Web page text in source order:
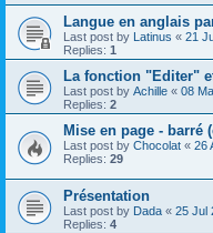
Langue en anglais
Last post by Latinus « 21
Replies: 1
La fonction "Editer"
Last post by Achille « 08
Replies: 2
Mise en page - barré
Last post by Chocolat « 26
Replies: 29
Présentation
Last post by Dada « 25 Jul
Replies: 4